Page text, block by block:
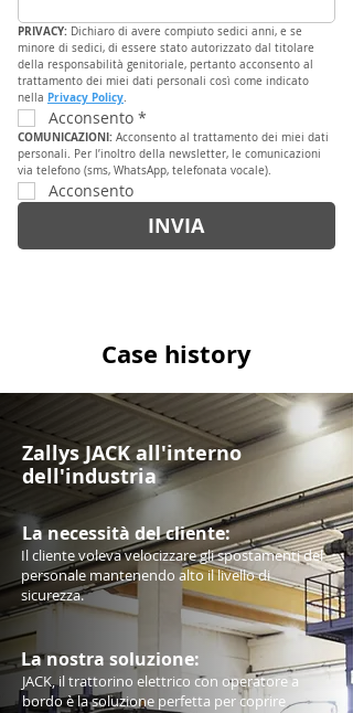
PRIVACY: Dichiaro di avere compiuto sedici anni, e se
minore di sedici, di essere stato autorizzato dal titolare
della responsabilità genitoriale, pertanto acconsento al
trattamento dei miei dati personali così come indicato
nella Privacy Policy.
Acconsento *
COMUNICAZIONI: Acconsento al trattamento dei miei dati
personali. Per l’inoltro della newsletter, le comunicazioni
via telefono (sms, WhatsApp, telefonata vocale).
Acconsento
INVIA
Case history
Zallys JACK all'interno
dell'industria
La necessità del cliente:
Il cliente voleva velocizzare gli spostamenti del
personale mantenendo alto il livello di
sicurezza.
La nostra soluzione:
JACK, il trattorino elettrico con operatore a
bordo è la soluzione perfetta per coprire